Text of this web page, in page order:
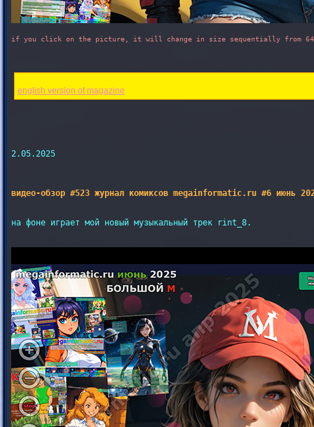
if you click on the picture, it will change in size sequentially from
english version of magazine
2.05.2025
видео-обзор #523 журнал комиксов megainformatic.ru #6 июнь
на фоне играет мой новый музыкальный трек rint_8.